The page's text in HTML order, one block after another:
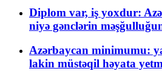
Diplom var, iş yoxdur:
niyə gənclərin
Azərbaycan minimumu:
lakin müstəqil həyata